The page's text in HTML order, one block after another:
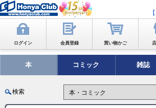
ログイン 会員登録 買い物かご
本 コミック 雑誌
検索